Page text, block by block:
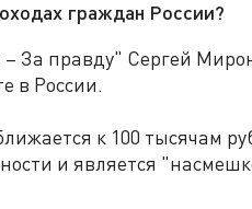
граждан России?
За правду" Сергей
в России.
к 100 тысячам
и является